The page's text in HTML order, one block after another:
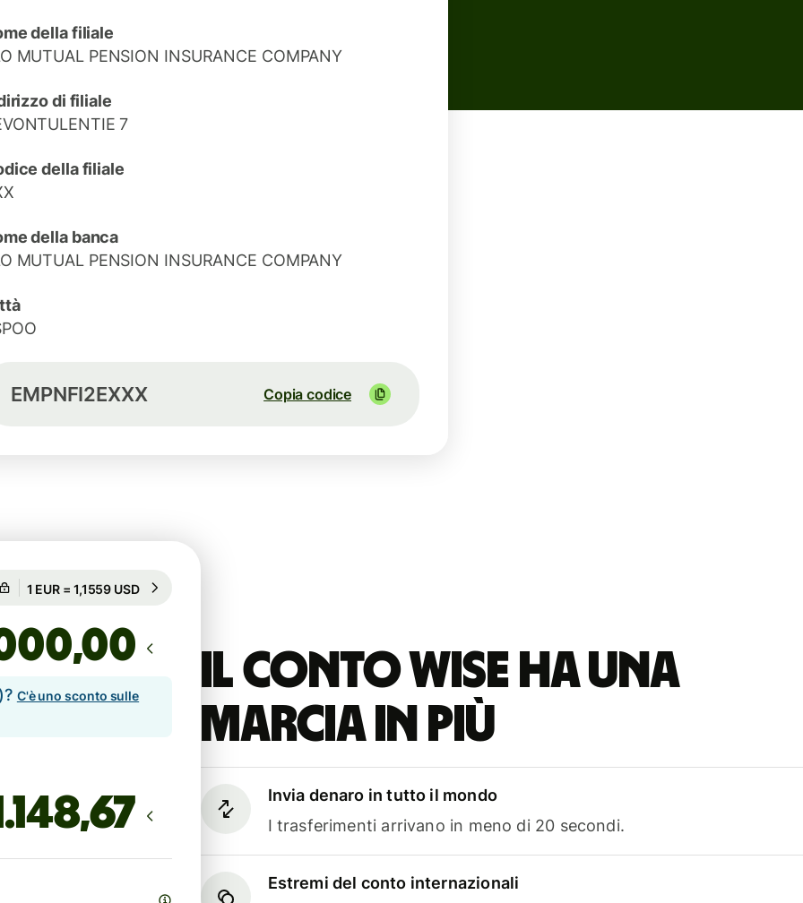
della filiale
MUTUAL PENSION INSURANCE COMPANY
di filiale
7
della filiale
della banca
MUTUAL PENSION INSURANCE COMPANY
EMPNFI2EXXX Copia codice
Il conto Wise ha una
marcia in più
Invia denaro in tutto il mondo
I trasferimenti arrivano in meno di 20 secondi.
Estremi del conto internazionali
Garantito per 49h
,00
C'è uno sconto sulle